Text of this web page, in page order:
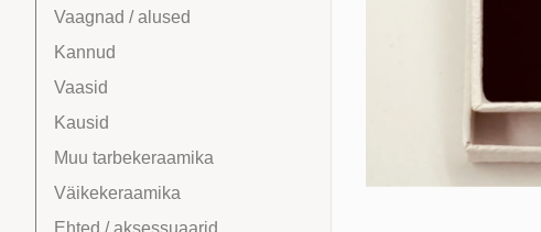
Vaagnad / alused
Kannud
Vaasid
Kausid
Muu tarbekeraamika
Väikekeraamika